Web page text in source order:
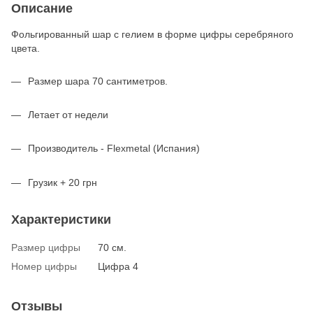
Описание
Фольгированный шар с гелием в форме цифры серебряного
цвета.
Размер шара 70 сантиметров.
Летает от недели
Производитель - Flexmetal (Испания)
Грузик + 20 грн
Характеристики
Размер цифры
70 см.
Номер цифры
Цифра 4
Отзывы